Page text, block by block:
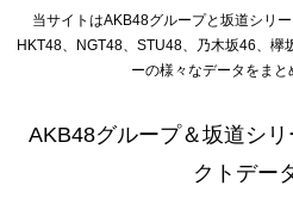
当サイトはAKB48グループと坂道シリ
HKT48、NGT48、STU48、乃木坂46、欅
ーの様々なデータをまと
AKB48グループ＆坂道シ
クトデー